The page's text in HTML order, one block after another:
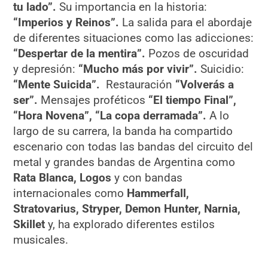
tu lado”.Su importancia en la historia:
“Imperios y Reinos”. La salida para el abordaje
de diferentes situaciones como las adicciones:
“Despertar de la mentira”. Pozos de oscuridad
y depresión: “Mucho más por vivir”.Suicidio:
“Mente Suicida”. Restauración “Volverás a
ser”. Mensajes proféticos “El tiempo Final”,
“Hora Novena”, “La copa derramada”. A lo
largo de su carrera, la banda ha compartido
escenario con todas las bandas del circuito del
metal y grandes bandas de Argentina como
Rata Blanca, Logos y con bandas
internacionales como Hammerfall,
Stratovarius, Stryper, Demon Hunter, Narnia,
Skillety, ha explorado diferentes estilos
musicales.